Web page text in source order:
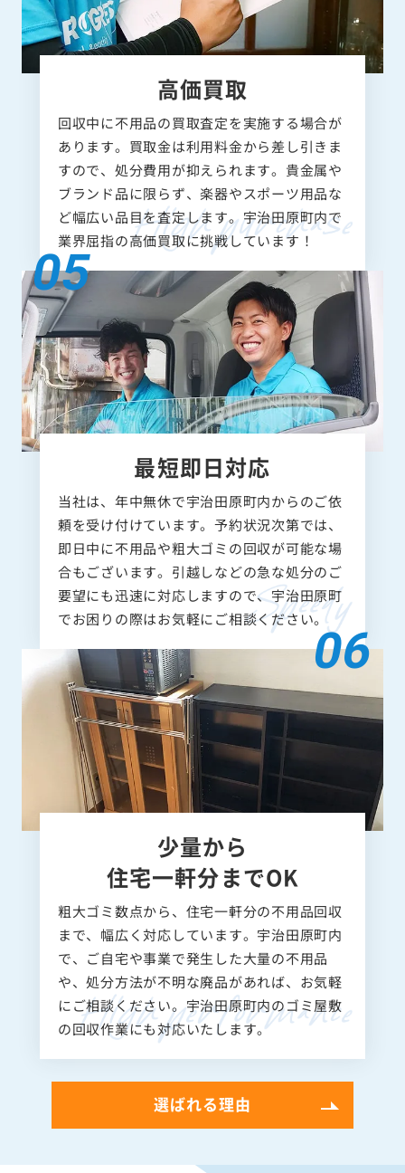
高価買取
回収中に不用品の買取査定を実施する場合が
あります。買取金は利用料金から差し引きま
すので、処分費用が抑えられます。貴金属や
ブランド品に限らず、楽器やスポーツ用品な
ど幅広い品目を査定します。宇治田原町内で
業界屈指の高価買取に挑戦しています！
最短即日対応
当社は、年中無休で宇治田原町内からのご依
頼を受け付けています。予約状況次第では、
即日中に不用品や粗大ゴミの回収が可能な場
合もございます。引越しなどの急な処分のご
要望にも迅速に対応しますので、宇治田原町
でお困りの際はお気軽にご相談ください。
少量から
住宅一軒分までOK
粗大ゴミ数点から、住宅一軒分の不用品回収
まで、幅広く対応しています。宇治田原町内
で、ご自宅や事業で発生した大量の不用品
や、処分方法が不明な廃品があれば、お気軽
にご相談ください。宇治田原町内のゴミ屋敷
の回収作業にも対応いたします。
選ばれる理由